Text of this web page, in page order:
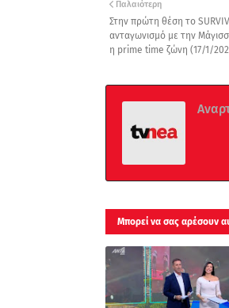
Παλαιότερη
Στην πρώτη θέση το
ανταγωνισμό με την
η prime time ζώνη (17/1/
Μπορεί να σας αρέσουν